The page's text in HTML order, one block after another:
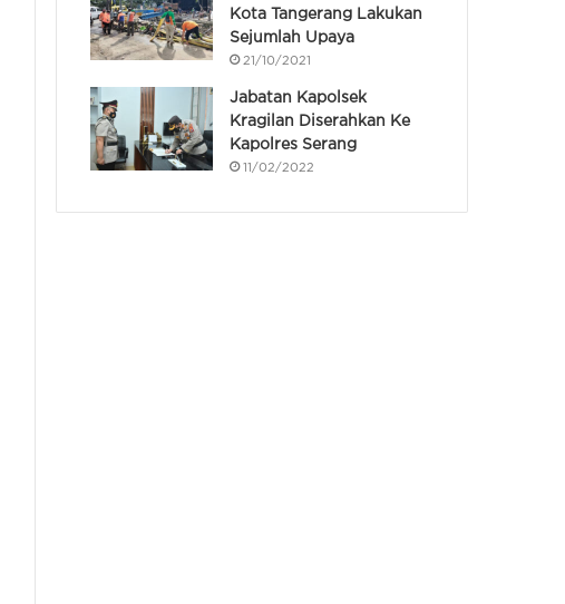
Kota Tangerang Lakukan
Sejumlah Upaya
21/10/2021
Jabatan Kapolsek
Kragilan Diserahkan Ke
Kapolres Serang
11/02/2022